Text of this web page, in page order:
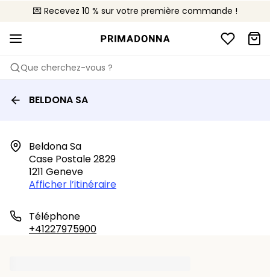
💌 Recevez 10 % sur votre première commande !
🚚 Livraison gratuite à partir de CHF 150
📦 Retours gratuits
Que cherchez-vous ?
BELDONA SA
Beldona Sa
Case Postale 2829
1211 Geneve
Afficher l’itinéraire
Téléphone
+41227975900